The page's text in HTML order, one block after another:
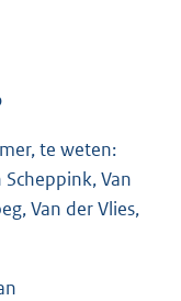
te weten:
Van
Van der Vlies,